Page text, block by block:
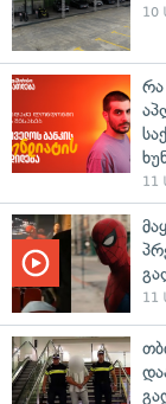
10
რა
11
11